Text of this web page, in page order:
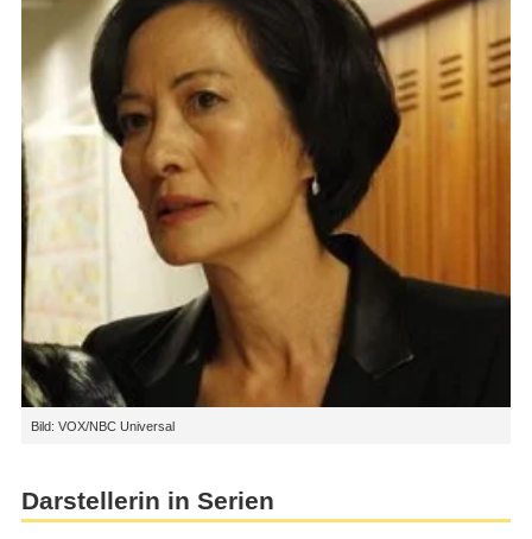
Bild: VOX/NBC Universal
Darstellerin in Serien